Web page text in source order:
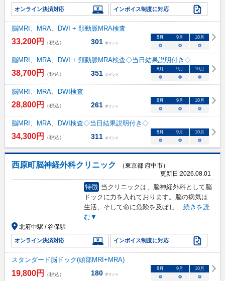
オンライン決済対応 インボイス制度に対応
脳MRI、MRA、DWI + 頚動脈MRA検査
33,200円 （税込） 301 ポイント
8 月 9 月 10月
○ ○ ○
脳MRI、MRA、DWI + 頚動脈MRA検査◇当日結果説明付き◇
38,700円 （税込） 351 ポイント
8 月 9 月 10月
○ ○ ○
脳MRI、MRA、DWI検査
28,800円 （税込） 261 ポイント
8 月 9 月 10月
○ ○ ○
脳MRI、MRA、DWI検査◇当日結果説明付き◇
34,300円 （税込） 311 ポイント
8 月 9 月 10月
○ ○ ○
西原町脳神経外科クリニック
（東京都 府中市）
更新日:2026.08.01
特徴 当クリニックは、脳神経外科として脳
ドックに力を入れております。脳の病気は
生活、そして命に危険を及ぼし ... 続きを読
む▼
北府中駅 / 谷保駅
オンライン決済対応 インボイス制度に対応
スタンダード脳ドック(頭部MRI+MRA)
19,800円 （税込） 180 ポイント
8月 9月 10月
○ ○ ○